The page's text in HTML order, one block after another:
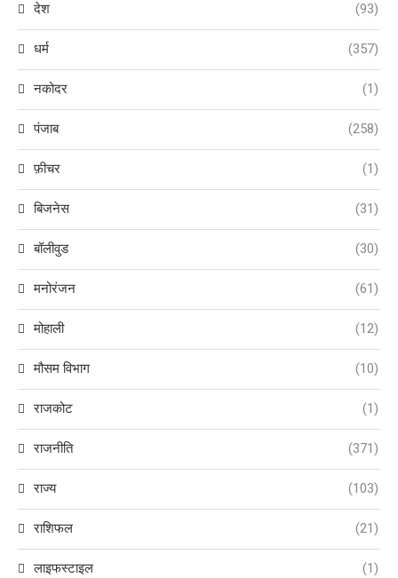
देश (93)
धर्म (357)
नकोदर (1)
पंजाब (258)
फ़ीचर (1)
बिजनेस (31)
बॉलीवुड (30)
मनोरंजन (61)
मोहाली (12)
मौसम विभाग (10)
राजकोट (1)
राजनीति (371)
राज्य (103)
राशिफल (21)
लाइफस्टाइल (1)